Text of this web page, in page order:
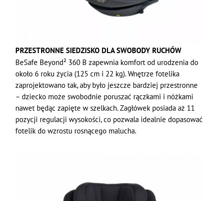
PRZESTRONNE SIEDZISKO DLA SWOBODY RUCHÓW
BeSafe Beyond² 360 B zapewnia komfort od urodzenia do
około 6 roku życia (125 cm i 22 kg). Wnętrze fotelika
zaprojektowano tak, aby było jeszcze bardziej przestronne
– dziecko może swobodnie poruszać rączkami i nóżkami
nawet będąc zapięte w szelkach. Zagłówek posiada aż 11
pozycji regulacji wysokości, co pozwala idealnie dopasować
fotelik do wzrostu rosnącego malucha.